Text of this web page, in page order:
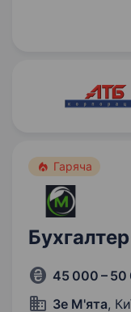
Гаряча
Бухгалтер
45 000 – 50
Зе М'ята,